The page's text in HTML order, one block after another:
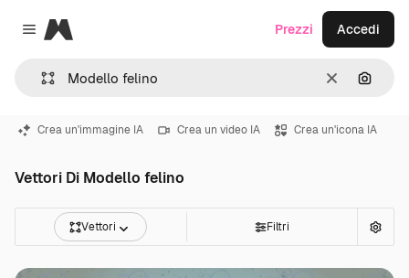
Close menu
Magnific
CancellaCerca
Prezzi Accedi
Crea un'immagine IA Crea un video IA Crea un'icona IA
Vettori Di Modello felino
Vettori Filtri